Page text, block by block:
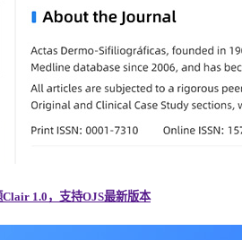
1.0，支持OJS最新版本